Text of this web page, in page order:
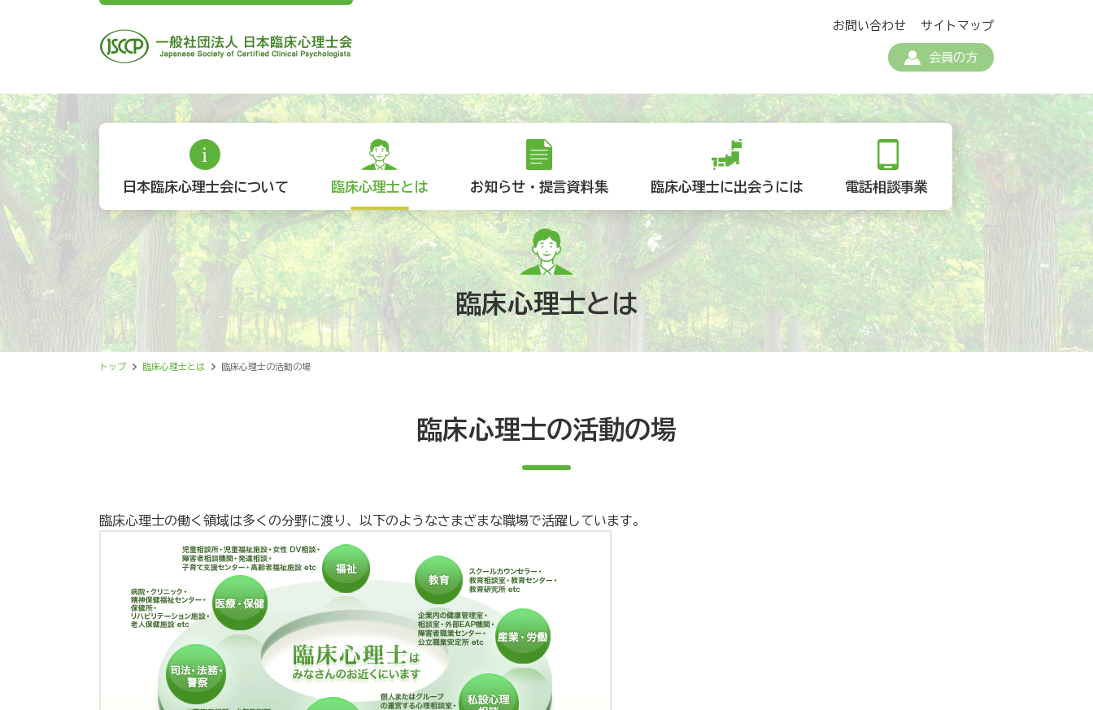
お問い合わせ サイトマップ
会員の方
日本臨床心理士会について 臨床心理士とは お知らせ・提言資料集 臨床心理士に出会うには 電話相談事業
臨床心理士とは
トップ 臨床心理士とは 臨床心理士の活動の場
臨床心理士の活動の場
臨床心理士の働く領域は多くの分野に渡り、以下のようなさまざまな職場で活躍しています。